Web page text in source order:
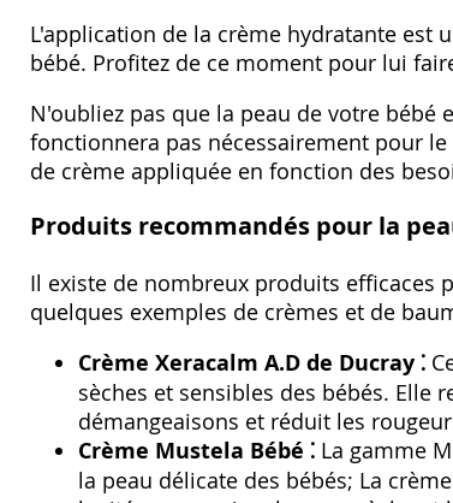
L'application de la crème hydratante est
bébé. Profitez de ce moment pour lui
N'oubliez pas que la peau de votre
fonctionnera pas nécessairement pour
de crème appliquée en fonction des
Produits recommandés pour la
Il existe de nombreux produits efficaces
quelques exemples de crèmes et de
Crème Xeracalm A.D de Ducray ⁚
sèches et sensibles des bébés. Elle
démangeaisons et réduit les
Crème Mustela Bébé ⁚ La gamme
la peau délicate des bébés; La